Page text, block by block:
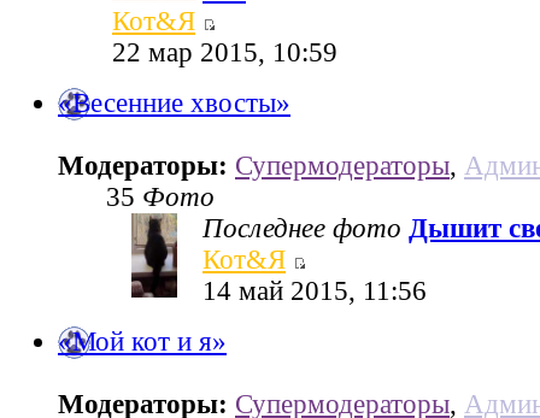
Кот&Я
22 мар 2015, 10:59
«Весенние хвосты»
Модераторы: Супермодераторы,
35 Фото
Последнее фото Дышит
Кот&Я
14 май 2015, 11:56
«Мой кот и я»
Модераторы: Супермодераторы,